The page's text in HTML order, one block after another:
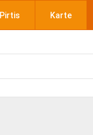
Pirtis Karte